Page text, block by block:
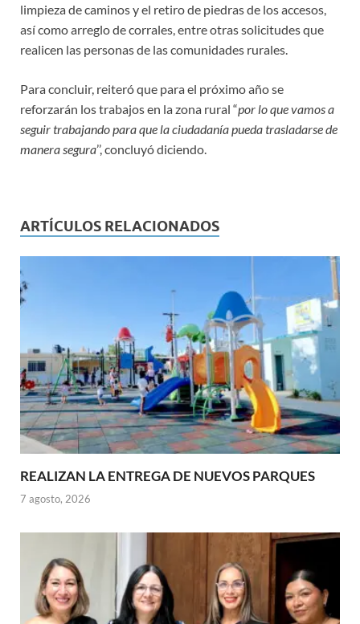
limpieza de caminos y el retiro de piedras de los accesos,
así como arreglo de corrales, entre otras solicitudes que
realicen las personas de las comunidades rurales.
Para concluir, reiteró que para el próximo año se
reforzarán los trabajos en la zona rural “por lo que vamos a
seguir trabajando para que la ciudadanía pueda trasladarse de
manera segura’’, concluyó diciendo.
ARTÍCULOS RELACIONADOS
REALIZAN LA ENTREGA DE NUEVOS PARQUES
7 agosto, 2026